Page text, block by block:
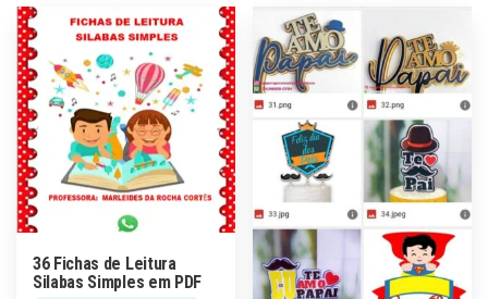
36 Fichas de Leitura
Silabas Simples em PDF